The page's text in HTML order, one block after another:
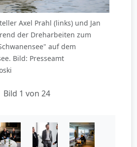
Axel Prahl (links) und Jan
der Dreharbeiten zum
auf dem
Bild: Presseamt
Bild 1 von 24